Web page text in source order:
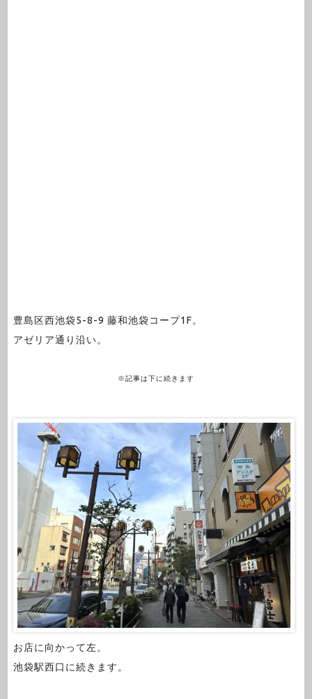
豊島区西池袋5-8-9 藤和池袋コープ1F。
アゼリア通り沿い。
※記事は下に続きます
お店に向かって左。
池袋駅西口に続きます。